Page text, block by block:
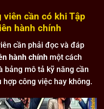
cần có khi Tập
hành chính
cần phải đọc và đáp
hành chính một cách
bảng mô tả kỹ năng cần
công việc hay không.